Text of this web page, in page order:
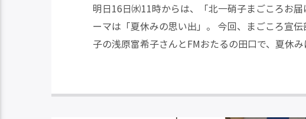
明日16日㈬11時からは、「北一硝子まごころお
ーマは「夏休みの思い出」。 今回、まごころ宣
子の浅原富希子さんとFMおたるの田口で、夏休